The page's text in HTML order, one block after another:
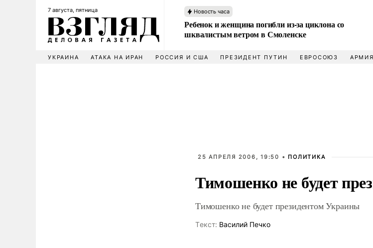
7 августа, пятница Новость часа
Ребенок и женщина погибли из-за циклона со
шквалистым ветром в Смоленске
УКРАИНА АТАКА НА ИРАН РОССИЯ И США ПРЕЗИДЕНТ ПУТИН ЕВРОСОЮЗ
25 АПРЕЛЯ 2006, 19:50 • ПОЛИТИКА
Тимошенко не будет
Тимошенко не будет президентом Украины
Tекст: Василий Печко